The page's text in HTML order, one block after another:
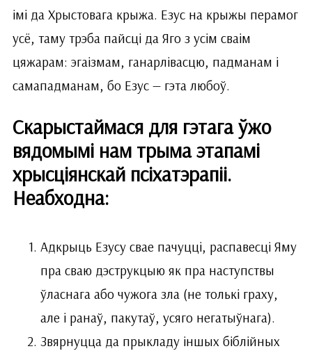
імі да Хрыстовага крыжа. Езус на крыжы перамог
усё, таму трэба пайсці да Яго з усім сваім
цяжарам: эгаізмам, ганарлівасцю, падманам і
самападманам, бо Езус — гэта любоў.
Скарыстаймася для гэтага ўжо
вядомымі нам трыма этапамі
хрысціянскай псіхатэрапіі.
Неабходна:
Адкрыць Езусу свае пачуцці, распавесці Яму
пра сваю дэструкцыю як пра наступствы
ўласнага або чужога зла (не толькі граху,
але і ранаў, пакутаў, усяго негатыўнага).
Звярнуцца да прыкладу іншых біблійных